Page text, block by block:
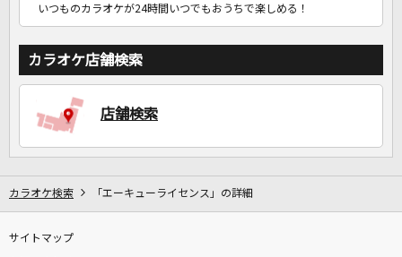
いつものカラオケが24時間いつでもおうちで楽しめる！
カラオケ店舗検索
店舗検索
カラオケ検索 「エーキューライセンス」の詳細
サイトマップ